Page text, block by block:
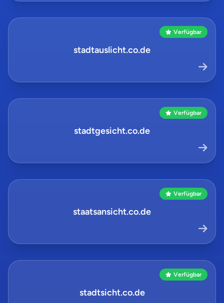
Verfügbar
stadtauslicht.co.de
Verfügbar
stadtgesicht.co.de
Verfügbar
staatsansicht.co.de
Verfügbar
stadtsicht.co.de